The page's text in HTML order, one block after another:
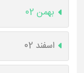
بهمن 02
اسفند 02